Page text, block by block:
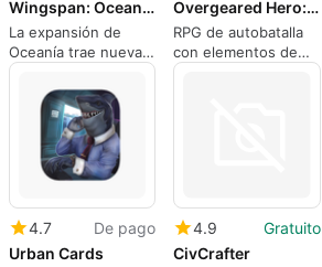
Wingspan: Oceania Expansion
La expansión de
Oceanía trae nuevas
aves y opciones
tácticas a Wingspan
Overgeared Hero: Merge RPG
RPG de autobatalla
con elementos de
rompecabezas
4.7
De pago
Urban Cards
4.9
Gratuito
CivCrafter